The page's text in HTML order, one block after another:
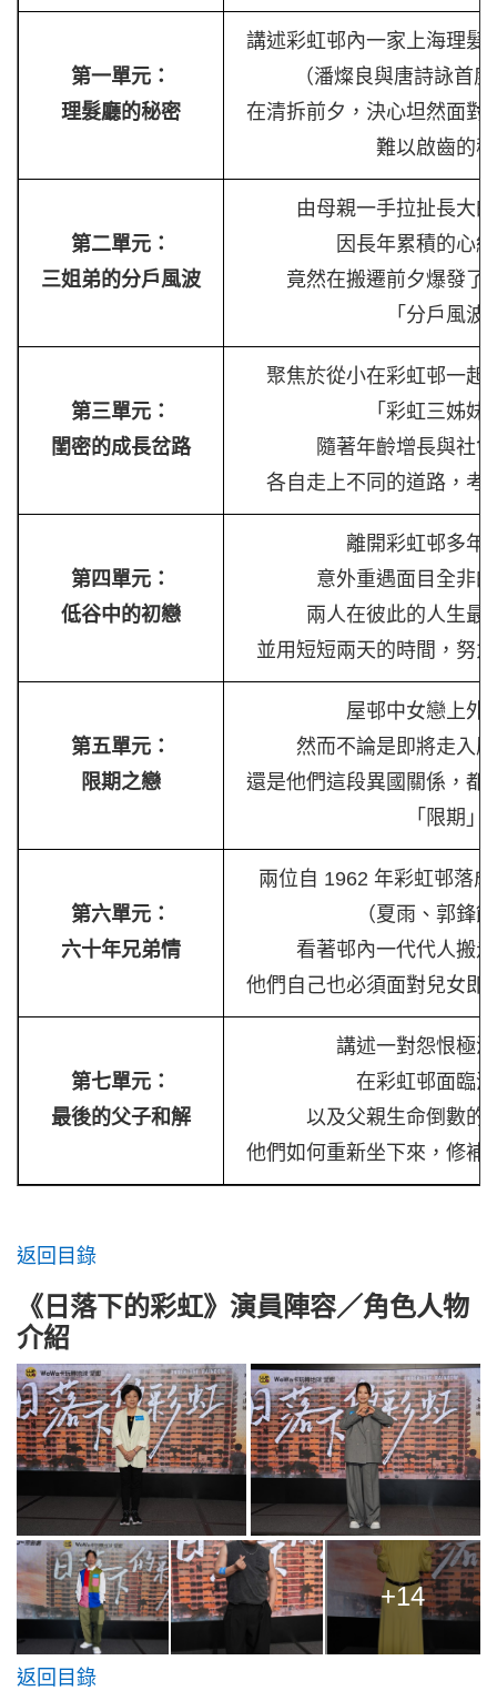
第一單元：
理髮廳的秘密
講述彩虹邨內一家上海理髮
（潘燦良與唐詩詠首
在清拆前夕，決心坦然面對
難以啟齒的
第二單元：
三姐弟的分戶風波
由母親一手拉扯長大
因長年累積的心
竟然在搬遷前夕爆發了
「分戶風波
第三單元：
閨密的成長岔路
聚焦於從小在彩虹邨一起
「彩虹三姊妹
隨著年齡增長與社
各自走上不同的道路，考
第四單元：
低谷中的初戀
離開彩虹邨多年
意外重遇面目全非
兩人在彼此的人生最
並用短短兩天的時間，努
第五單元：
限期之戀
屋邨中女戀上外
然而不論是即將走入
還是他們這段異國關係，都
「限期」
第六單元：
六十年兄弟情
兩位自 1962 年彩虹邨落
（夏雨、郭鋒
看著邨內一代代人搬
他們自己也必須面對兒女即
第七單元：
最後的父子和解
講述一對怨恨極
在彩虹邨面臨
以及父親生命倒數的
他們如何重新坐下來，修補
返回目錄
《日落下的彩虹》演員陣容／角色人物
介紹
+14
返回目錄